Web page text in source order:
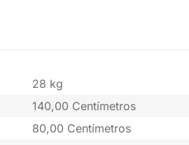
28 kg
140,00 Centímetros
80,00 Centímetros